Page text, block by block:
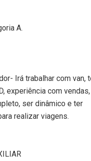
A.
Irá trabalhar com van,
experiência com
ser dinâmico e ter
realizar viagens.